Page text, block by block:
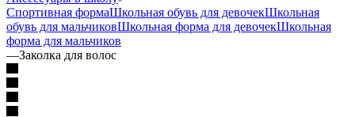
Спортивная формаШкольная обувь для девочекШкольная
обувь для мальчиковШкольная форма для девочекШкольная
форма для мальчиков
—Заколка для волос